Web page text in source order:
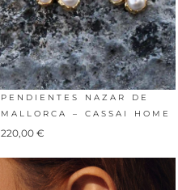
PENDIENTES NAZAR DE
MALLORCA – CASSAI HOME
220,00 €